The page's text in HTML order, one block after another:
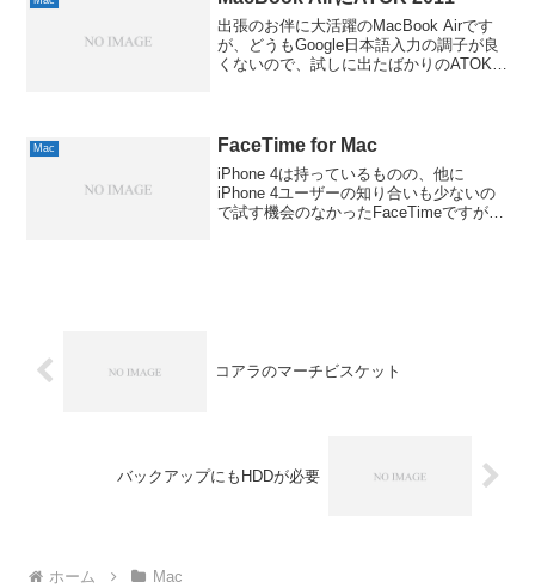
出張のお伴に大活躍のMacBook Airです
が、どうもGoogle日本語入力の調子が良
くないので、試しに出たばかりのATOK
で...
Mac FaceTime for Mac
iPhone 4は持っているものの、他に
iPhone 4ユーザーの知り合いも少ないの
で試す機会のなかったFaceTimeですが、
コアラのマーチビスケット
バックアップにもHDDが必要
ホーム Mac